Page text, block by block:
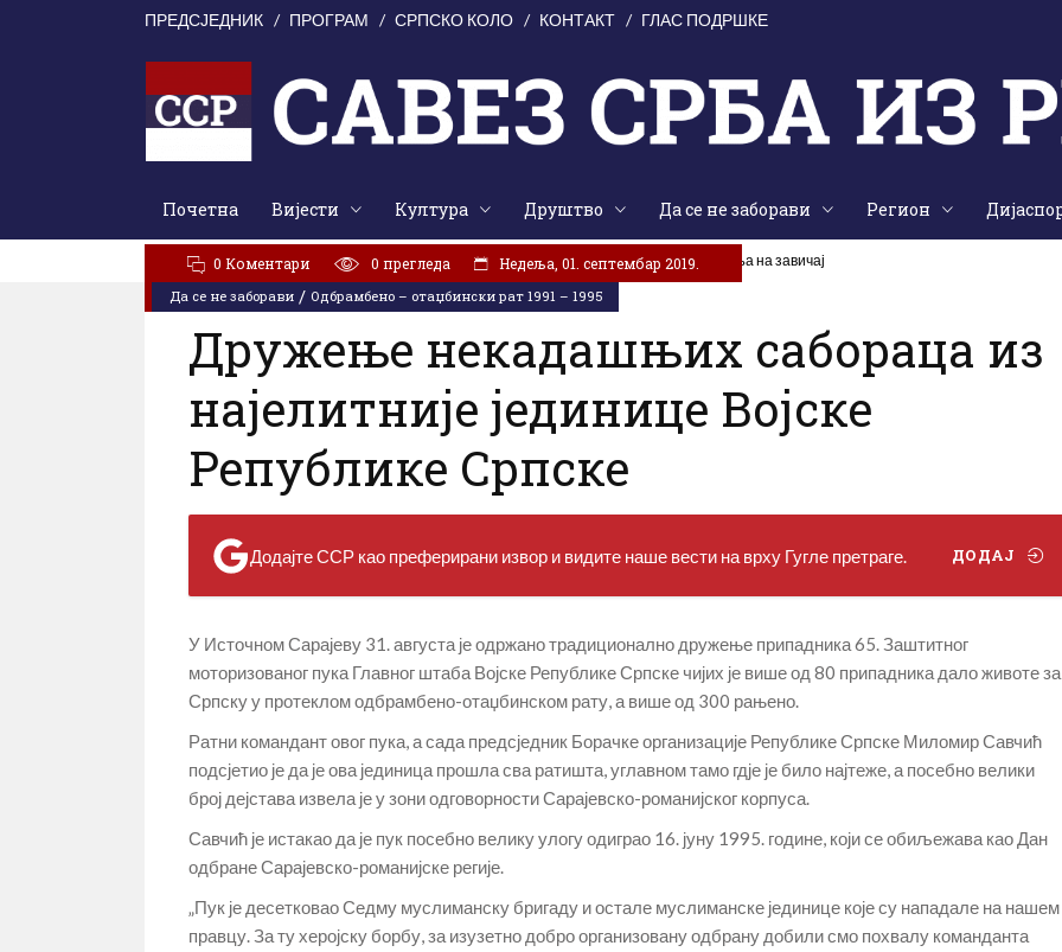
ПРЕДСЈЕДНИК ПРОГРАМ СРПСКО КОЛО КОНТАКТ ГЛАС ПОДРШКЕ
Почетна Вијести Култура Друштво Да се не заборави Регион
АКТУЕЛНО:
Свети Илија окупио Кордунаше: У духу заједништва, традиције и сјећања на завичај
Да се не заборави / Одбрамбено – отаџбински рат 1991 – 1995
0 Коментари 0 прегледа Недеља, 01. септембар 2019.
Дружење некадашњих сабораца из
најелитније јединице Војске
Републике Српске
Додајте ССР као преферирани извор и видите наше вести на врху Гугле претраге. ДОДАЈ
У Источном Сарајеву 31. августа је одржано традиционално дружење припадника 65. Заштитног
моторизованог пука Главног штаба Војске Републике Српске чијих је више од 80 припадника дало животе за
Српску у протеклом одбрамбено-отаџбинском рату, а више од 300 рањено.
Ратни командант овог пука, а сада предсједник Борачке организације Републике Српске Миломир Савчић
подсјетио је да је ова јединица прошла сва ратишта, углавном тамо гдје је било најтеже, а посебно велики
број дејстава извела је у зони одговорности Сарајевско-романијског корпуса.
Савчић је истакао да је пук посебно велику улогу одиграо 16. јуну 1995. године, који се обиљежава као Дан
одбране Сарајевско-романијске регије.
„Пук је десетковао Седму муслиманску бригаду и остале муслиманске јединице које су нападале на нашем
правцу. За ту херојску борбу, за изузетно добро организовану одбрану добили смо похвалу команданта